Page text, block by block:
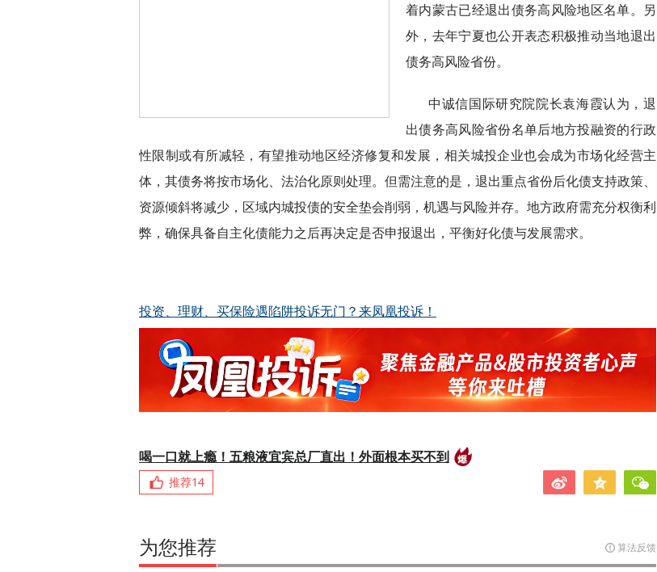
着内蒙古已经退出债务高风险地区名单。另
外，去年宁夏也公开表态积极推动当地退出
债务高风险省份。
中诚信国际研究院院长袁海霞认为，退
出债务高风险省份名单后地方投融资的行政
性限制或有所减轻，有望推动地区经济修复和发展，相关城投企业也会成为市场化经营主
体，其债务将按市场化、法治化原则处理。但需注意的是，退出重点省份后化债支持政策、
资源倾斜将减少，区域内城投债的安全垫会削弱，机遇与风险并存。地方政府需充分权衡利
弊，确保具备自主化债能力之后再决定是否申报退出，平衡好化债与发展需求。
投资、理财、买保险遇陷阱投诉无门？来凤凰投诉！
喝一口就上瘾！五粮液宜宾总厂直出！外面根本买不到
推荐14
为您推荐 算法反馈